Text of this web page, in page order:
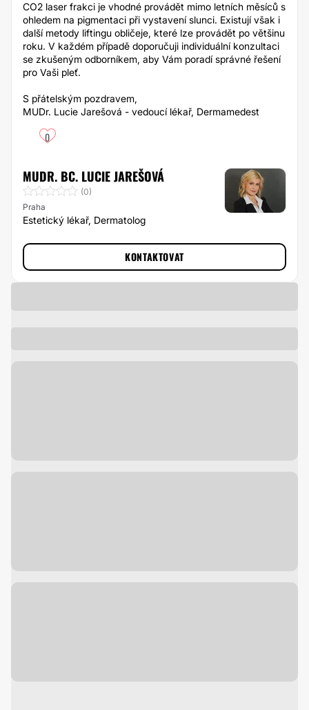
CO2 laser frakci je vhodné provádět mimo letních měsíců s
ohledem na pigmentaci při vystavení slunci. Existují však i
další metody liftingu obličeje, které lze provádět po většinu
roku. V každém případě doporučuji individuální konzultaci
se zkušeným odborníkem, aby Vám poradí správné řešení
pro Vaši pleť.
S přátelským pozdravem,
MUDr. Lucie Jarešová - vedoucí lékař, Dermamedest
0
MUDR. BC. LUCIE JAREŠOVÁ
(0)
Praha
Estetický lékař, Dermatolog
KONTAKTOVAT